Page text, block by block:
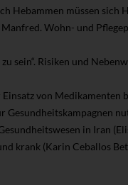
Hebammen müssen
Wohn- und
sein“. Risiken und
von Medikamenten
in Iran
krank (Karin Ceballos